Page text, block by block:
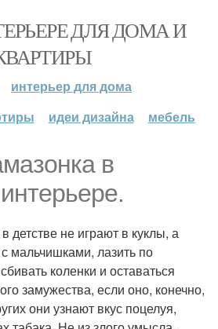
ДЛЯ ДОМА И
интерьер для дома
идеи дизайна мебель
в
не играют в куклы, а
мальчишками, лазить по
коленки и оставаться
замужества, если оно, конечно,
они узнают вкус поцелуя,